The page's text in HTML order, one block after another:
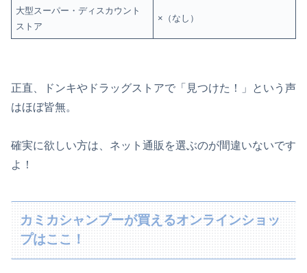
大型スーパー・ディスカウント
ストア
×（なし）
正直、ドンキやドラッグストアで「見つけた！」という声
はほぼ皆無。
確実に欲しい方は、ネット通販を選ぶのが間違いないです
よ！
カミカシャンプーが買えるオンラインショッ
プはここ！